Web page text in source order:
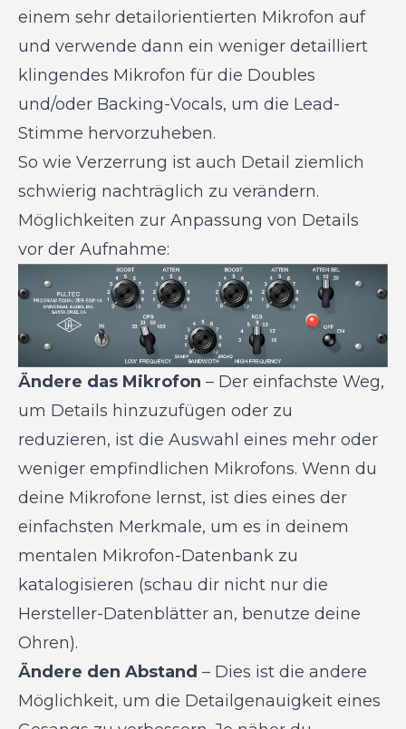
einem sehr detailorientierten Mikrofon auf
und verwende dann ein weniger detailliert
klingendes Mikrofon für die Doubles
und/oder Backing-Vocals, um die Lead-
Stimme hervorzuheben.
So wie Verzerrung ist auch Detail ziemlich
schwierig nachträglich zu verändern.
Möglichkeiten zur Anpassung von Details
vor der Aufnahme:
Ändere das Mikrofon – Der einfachste Weg,
um Details hinzuzufügen oder zu
reduzieren, ist die Auswahl eines mehr oder
weniger empfindlichen Mikrofons. Wenn du
deine Mikrofone lernst, ist dies eines der
einfachsten Merkmale, um es in deinem
mentalen Mikrofon-Datenbank zu
katalogisieren (schau dir nicht nur die
Hersteller-Datenblätter an, benutze deine
Ohren).
Ändere den Abstand – Dies ist die andere
Möglichkeit, um die Detailgenauigkeit eines